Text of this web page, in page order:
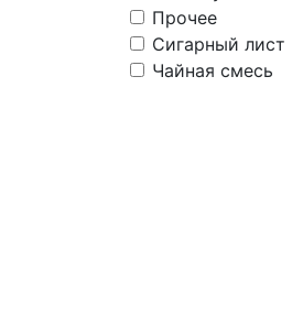
Прочее
Сигарный лист
Чайная смесь